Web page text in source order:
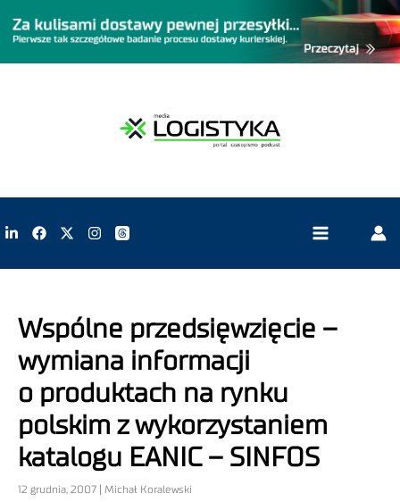
Wspólne przedsięwzięcie –
wymiana informacji
o produktach na rynku
polskim z wykorzystaniem
katalogu EANIC – SINFOS
12 grudnia, 2007 | Michał Koralewski